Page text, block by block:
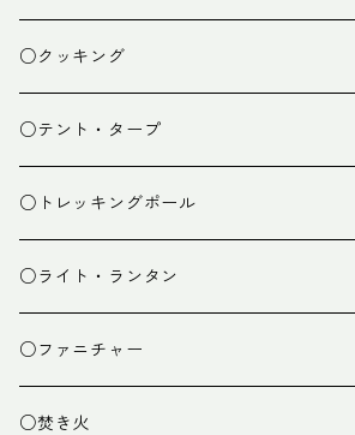
ザック
スタッフバッグ
ザック小物
○クッキング
クッカー
バーナー
カトラリー
クッキング小物
○テント・タープ
テント
タープ
ペグ・ハンマー・小物
○トレッキングポール
○ライト・ランタン
ライト
ランタン
○ファニチャー
テーブル
○焚き火